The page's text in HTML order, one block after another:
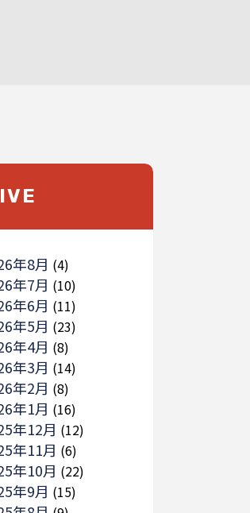
年8月 (4)
年7月 (10)
年6月 (11)
年5月 (23)
年4月 (8)
年3月 (14)
年2月 (8)
年1月 (16)
年12月 (12)
年11月 (6)
年10月 (22)
年9月 (15)